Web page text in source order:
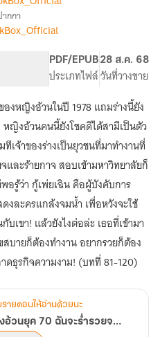
เรื่อง[จบ]
ทะลุ
ร่าง
หญิง
อ้วน
ยุค
70
ฉัน
จะ
ร่ำรวย
จาก
การ
เปิด
ตลาด
ธุรกิจ
ความ
งาม
ให้
ได้!
กกา
ะดับเนื้อหา
PDF/EPUB
ประเภทไฟล์
28 ส.ค. 68
วันที่วางขาย
งหญิงอ้วนในปี 1978 แถมร่างนี้ยัง
ญิงอ้วนคนนี้ยังโชคดีได้สามีเป็นตัว
เจ้าของร่างเป็นยุวชนที่มาทำงานที่
และร้ายกาจ สอบเข้ามหาวิทยาลัยก็
อรู้ว่า กู้เพ่ยเฉิน คือผู้บังคับการ
ละครแกล้งจมน้ำ เพื่อหวังจะใช้
ขา! แล้วยังไงต่อล่ะ เธอที่เข้ามา
บายก็ต้องทำงาน อยากรวยก็ต้อง
ดธุรกิจความงาม! (บทที่ 81-120)
ายตอนให้อ่านด้วยนะ
[จบ] ทะลุมิติมาอยู่ในร่างหญิงอ้วนยุค 70 ฉันจะร่ำรวยจากการเปิดตลาดธุรกิจความงามให้ได้!